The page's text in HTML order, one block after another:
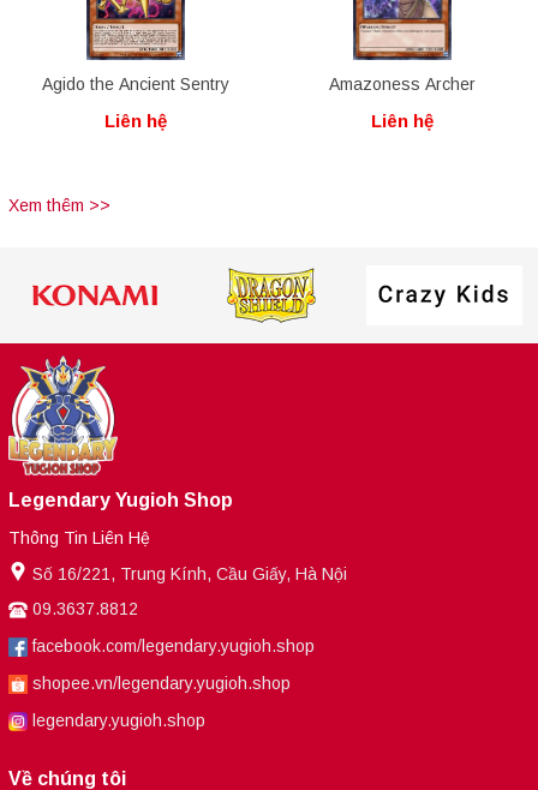
Agido the Ancient Sentry
Liên hệ
Amazoness Archer
Liên hệ
Xem thêm >>
Legendary Yugioh Shop
Thông Tin Liên Hệ
Số 16/221, Trung Kính, Cầu Giấy, Hà Nội
09.3637.8812
facebook.com/legendary.yugioh.shop
shopee.vn/legendary.yugioh.shop
legendary.yugioh.shop
Về chúng tôi